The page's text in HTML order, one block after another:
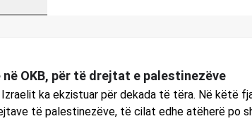
OKB, për të drejtat e palestinezëve
ka ekzistuar për dekada të tëra. Në këtë
të palestinezëve, të cilat edhe atëherë po